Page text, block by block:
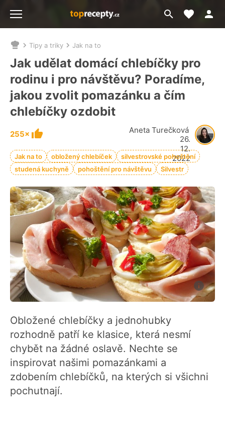
Přejít
na
Moje
Nacházíte
se
zde:
Tipy a triky Jak na to
Jak udělat domácí chlebíčky pro
rodinu i pro návštěvu? Poradíme,
jakou zvolit pomazánku a čím
chlebíčky ozdobit
255×
Aneta Turečková
26.
12.
2022
Jak na to obložený chlebíček
silvestrovské pohoštění
studená kuchyně
pohoštění pro návštěvu Silvestr
Obložené chlebíčky a jednohubky
rozhodně patří ke klasice, která nesmí
chybět na žádné oslavě. Nechte se
inspirovat našimi pomazánkami a
zdobením chlebíčků, na kterých si všichni
pochutnají.